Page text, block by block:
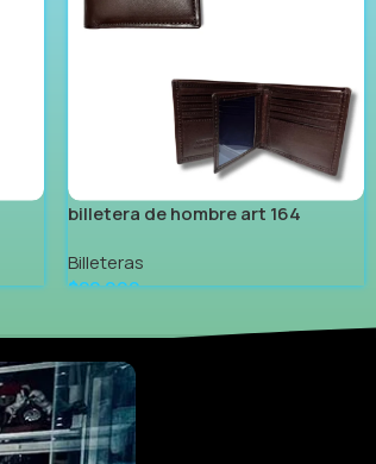
billetera de hombre art 164
Billeteras
$22.999